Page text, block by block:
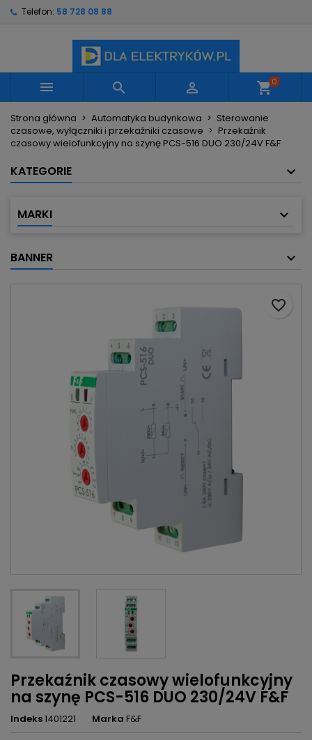
Telefon: 58 728 08 88
   shopping_cart0
Strona główna Automatyka budynkowa
Sterowanie
czasowe, wyłączniki i przekaźniki czasowe
Przekaźnik
czasowy wielofunkcyjny na szynę PCS-516 DUO 230/24V F&F
KATEGORIE
MARKI
BANNER
Przekaźnik czasowy wielofunkcyjny
na szynę PCS-516 DUO 230/24V F&F
Indeks1401221 Marka F&F
favorite_border
Utwórz nową listę
Nazwa listy życzeń
Anuluj Utwórz listę życzeń
Musisz być zalogowany by zapisać produkty na
swojej liście życzeń.
Anuluj Zaloguj się